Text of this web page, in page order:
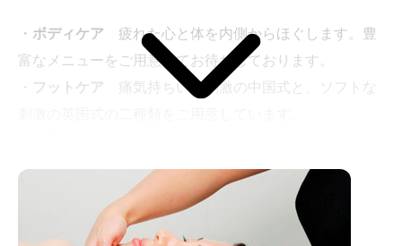
・ ボディケア 疲れた心と体を内側からほぐします。豊
富なメニューをご用意してお待ちしております。
・ フットケア 痛気持ちいい刺激の中国式と、ソフトな
ら等のアカを落とすことで美肌効果が抜群です。 サッパ
リ、プルプルな肌に生まれ変わります。
タイに古くから伝わる健康療法を日本式と